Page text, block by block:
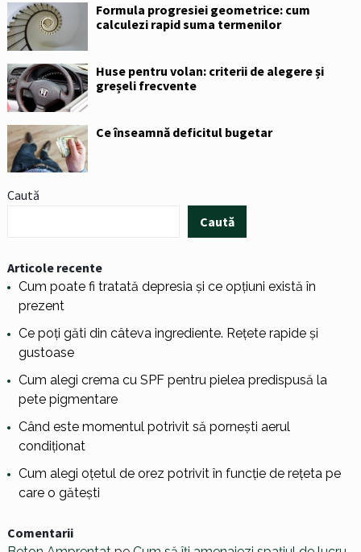
Formula progresiei geometrice: cum
calculezi rapid suma termenilor
Huse pentru volan: criterii de alegere și
greșeli frecvente
Ce înseamnă deficitul bugetar
Caută
Caută
Articole recente
Cum poate fi tratată depresia și ce opțiuni există în
prezent
Ce poți găti din câteva ingrediente. Rețete rapide și
gustoase
Cum alegi crema cu SPF pentru pielea predispusă la
pete pigmentare
Când este momentul potrivit să pornești aerul
condiționat
Cum alegi oțetul de orez potrivit în funcție de rețeta pe
care o gătești
Comentarii